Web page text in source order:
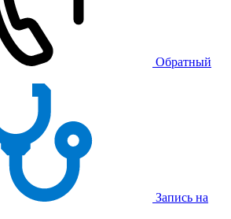
Обратный
Запись на